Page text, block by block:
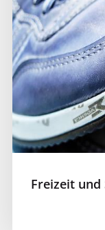
Freizeit und